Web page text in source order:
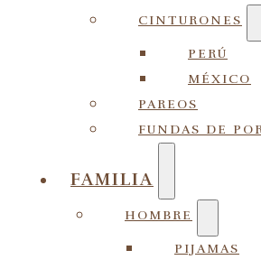
CINTURONES
PERÚ
MÉXICO
PAREOS
FUNDAS DE
FAMILIA
HOMBRE
PIJAMAS